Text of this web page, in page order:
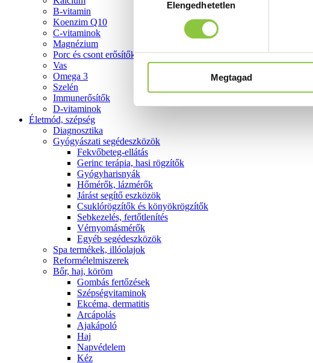
kiválasztásaElengedhetetlen
Megtagad
B-vitamin
Koenzim Q10
C-vitaminok
Magnézium
Porc és csont erősítők
Vas
Omega 3
Szelén
Immunerősítők
D-vitaminok
Életmód, szépség
Diagnosztika
Gyógyászati segédeszközök
Fekvőbeteg-ellátás
Gerinc terápia, hasi rögzítők
Gyógyharisnyák
Hőmérők, lázmérők
Járást segítő eszközök
Csuklórögzítők és könyökrögzítők
Sebkezelés, fertőtlenítés
Vérnyomásmérők
Egyéb segédeszközök
Spa termékek, illóolajok
Reformélelmiszerek
Bőr, haj, köröm
Gombás fertőzések
Szépségvitaminok
Ekcéma, dermatitis
Arcápolás
Ajakápoló
Haj
Napvédelem
Kéz